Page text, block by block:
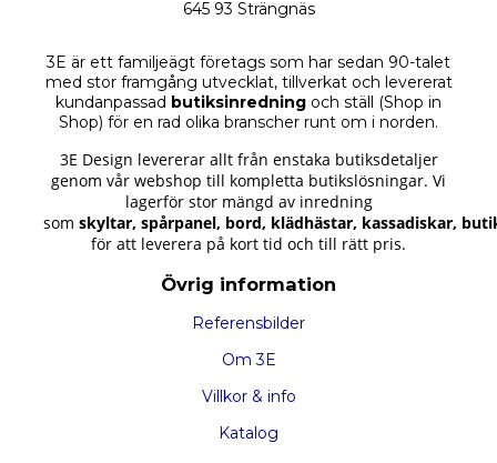
645 93 Strängnäs
3E är ett familjeägt företags som har sedan 90-talet
med stor framgång utvecklat, tillverkat och levererat
kundanpassad butiksinredning och ställ (Shop in
Shop) för en rad olika branscher runt om i norden.
3E Design levererar allt från enstaka butiksdetaljer
genom vår webshop till kompletta butikslösningar. Vi
lagerför stor mängd av inredning
som skyltar, spårpanel, bord, klädhästar, kassadiskar,
för att leverera på kort tid och till rätt pris.
Övrig information
Referensbilder
Om 3E
Villkor & info
Katalog